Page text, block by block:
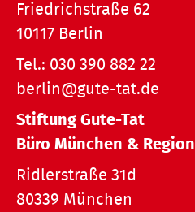
Friedrichstraße 62
10117 Berlin
Tel.: 030 390 882 22
berlin@gute-tat.de
Stiftung Gute-Tat
Büro München & Region
Ridlerstraße 31d
80339 München